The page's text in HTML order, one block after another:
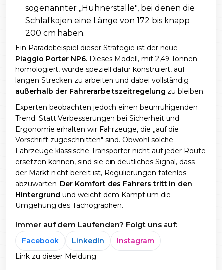
sogenannter „Hühnerställe", bei denen die
Schlafkojen eine Länge von 172 bis knapp
200 cm haben.
Ein Paradebeispiel dieser Strategie ist der neue
Piaggio Porter NP6. Dieses Modell, mit 2,49 Tonnen
homologiert, wurde speziell dafür konstruiert, auf
langen Strecken zu arbeiten und dabei vollständig
außerhalb der Fahrerarbeitszeitregelung zu bleiben.
Experten beobachten jedoch einen beunruhigenden
Trend: Statt Verbesserungen bei Sicherheit und
Ergonomie erhalten wir Fahrzeuge, die „auf die
Vorschrift zugeschnitten" sind. Obwohl solche
Fahrzeuge klassische Transporter nicht auf jeder Route
ersetzen können, sind sie ein deutliches Signal, dass
der Markt nicht bereit ist, Regulierungen tatenlos
abzuwarten. Der Komfort des Fahrers tritt in den
Hintergrund und weicht dem Kampf um die
Umgehung des Tachographen.
Immer auf dem Laufenden? Folgt uns auf:
Facebook LinkedIn
Instagram
Link zu dieser Meldung